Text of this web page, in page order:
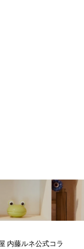
内藤ルネ公式コラ